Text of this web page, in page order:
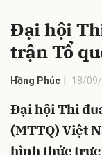
Đại hội
trận Tổ
Hồng Phúc 18/
Đại hội Thi
(MTTQ) Việt
hình thức trực